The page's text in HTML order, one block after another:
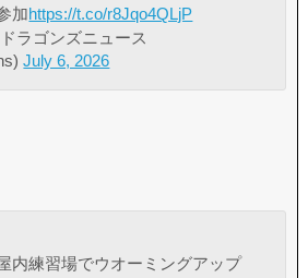
加https://t.co/r8Jqo4QLjP
ラゴンズニュース
July 6, 2026
内練習場でウオーミングアップ